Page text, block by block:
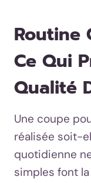
Routine
Ce Qui
Qualité
Une coupe
réalisée soit-
quotidienne
simples font